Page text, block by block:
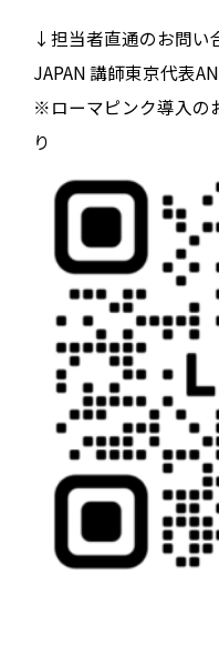
↓担当者直通のお問い
JAPAN 講師東京代表
※ローマピンク導入の
り